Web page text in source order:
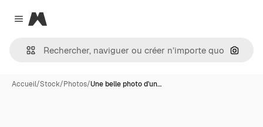
Close menu
Magnific
Accueil/Stock/Photos/Une belle photo d'un…